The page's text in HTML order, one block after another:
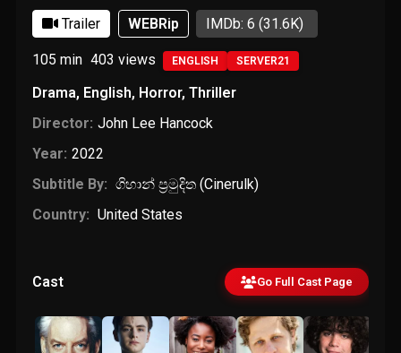
Trailer WEBRip IMDb: 6(31.6K)
105 min 403 views ENGLISH SERVER21
Drama, English, Horror,Thriller
Director: John Lee Hancock
Year: 2022
Subtitle By: ගිහාන් ප්‍රමුදිත (Cinerulk)
Country: United States
Cast Go Full Cast Page